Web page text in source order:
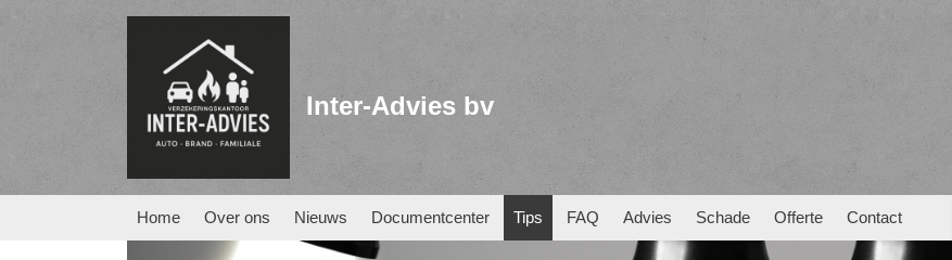
Inter-Advies bv
Home Over ons Nieuws Documentcenter Tips FAQ Advies Schade Offerte Contact